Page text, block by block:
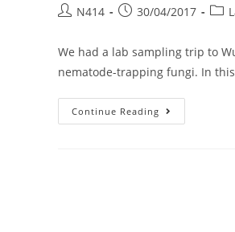
N414 30/04/2017
We had a lab sampling trip to
nematode-trapping fungi. In
Continue Reading